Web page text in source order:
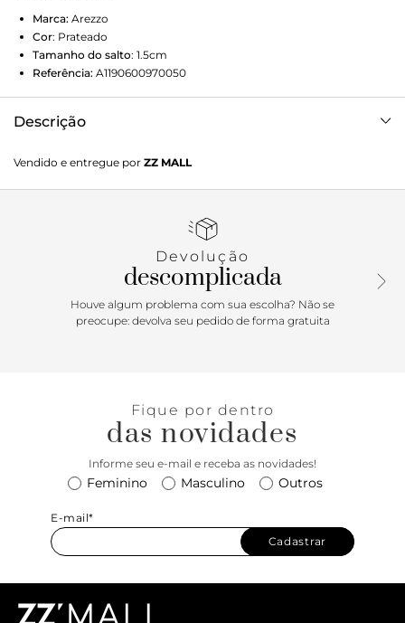
Marca: Arezzo
Cor: Prateado
Tamanho do salto: 1.5cm
Referência: A1190600970050
Descrição
rasteiro, base emborrachada e ponta fina. Fechada, traz
recorte em V na parte superior do pé e formato ajustado
marca. Exibe toda a parte superior do pé.
Vendido e entregue por ZZ MALL
Devolução
descomplicada
Houve algum problema com sua escolha? Não se
preocupe: devolva seu pedido de forma gratuita
Fique por dentro
das novidades
Informe seu e-mail e receba as novidades!
Feminino Masculino Outros
E-mail*
Cadastrar